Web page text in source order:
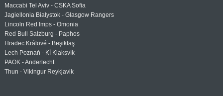
Maccabi Tel Aviv - CSKA Sofia
Jagiellonia Białystok - Glasgow Rangers
Lincoln Red Imps - Omonia
Red Bull Salzburg - Paphos
Hradec Králové - Beşiktaş
Lech Poznań - KÍ Klaksvík
PAOK - Anderlecht
Thun - Vikingur Reykjavik